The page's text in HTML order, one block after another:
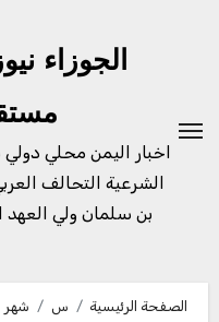
الجوزاء
اخبار اليمن محلي
الشرعية التحالف
بن سلمان ولي العهد
الصفحة الرئيسية س شهر